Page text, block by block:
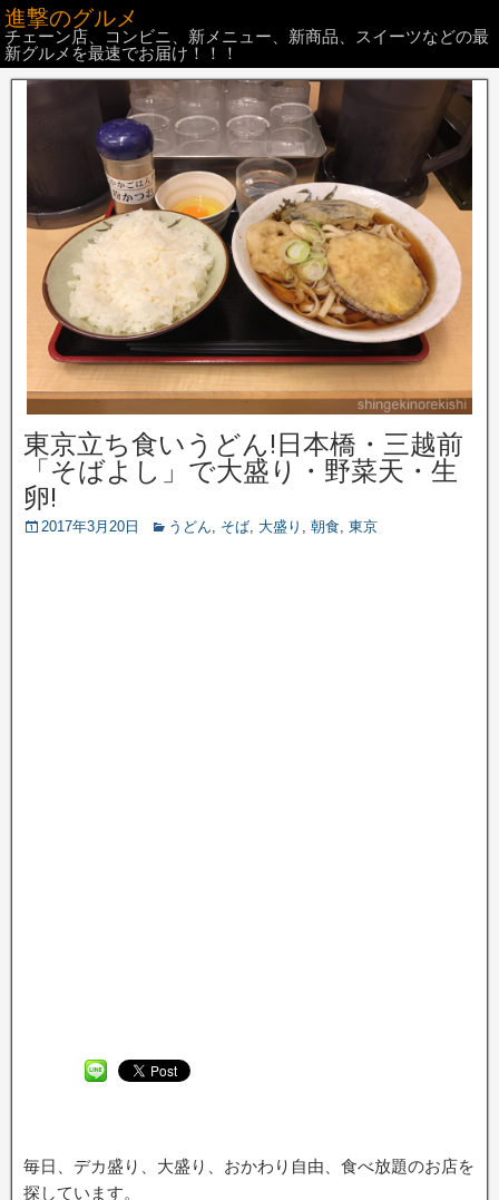
進撃のグルメ
チェーン店、コンビニ、新メニュー、新商品、スイーツなどの最
新グルメを最速でお届け！！！
東京立ち食いうどん!日本橋・三越前
「そばよし」で大盛り・野菜天・生
卵!
2017年3月20日 うどん, そば, 大盛り , 朝食, 東京
毎日、デカ盛り、大盛り、おかわり自由、食べ放題のお店を
探しています。